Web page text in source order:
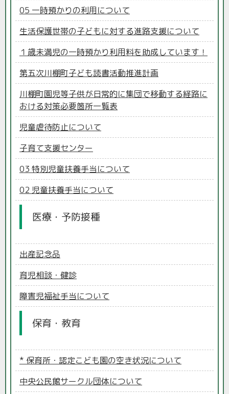
05 一時預かりの利用について
生活保護世帯の子どもに対する進路支援について
１歳未満児の一時預かり利用料を助成しています！
第五次川棚町子ども読書活動推進計画
川棚町園児等子供が日常的に集団で移動する経路に
おける対策必要箇所一覧表
児童虐待防止について
子育て支援センター
03 特別児童扶養手当について
02 児童扶養手当について
医療・予防接種
出産記念品
育児相談・健診
障害児福祉手当について
保育・教育
* 保育所・認定こども園の空き状況について
中央公民館サークル団体について